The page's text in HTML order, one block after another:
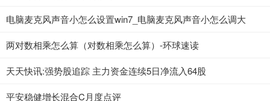
电脑麦克风声音小怎么设置win7_电脑麦克风声音小怎么调大
两对数相乘怎么算（对数相乘怎么算）-环球速读
天天快讯:强势股追踪 主力资金连续5日净流入64股
平安稳健增长混合C月度点评